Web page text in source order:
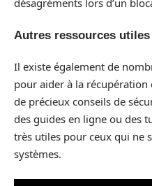
désagréments lors d’un
Autres ressources utiles
Il existe également de
pour aider à la récupération
de précieux conseils de
des guides en ligne ou des
très utiles pour ceux qui ne
systèmes.